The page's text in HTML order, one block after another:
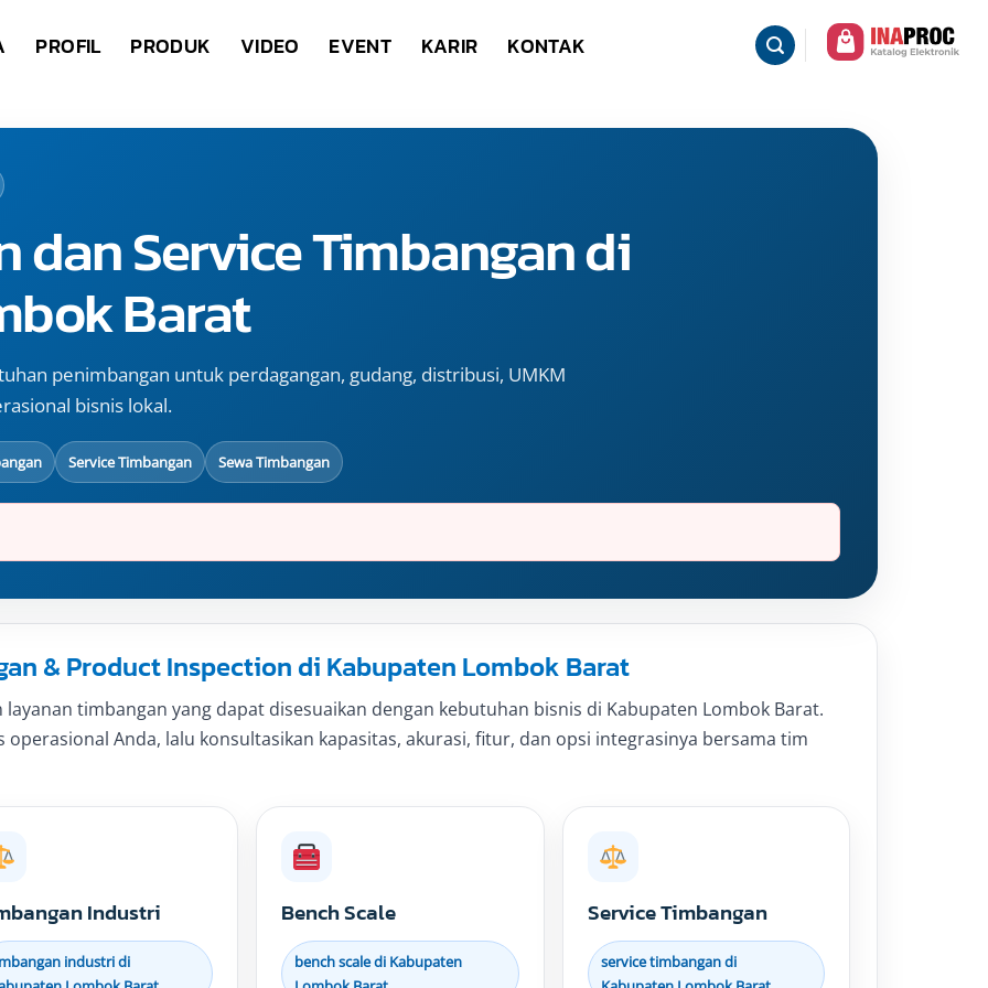
PROFIL PRODUK VIDEO EVENT KARIR KONTAK
dan Service Timbangan di
Barat
penimbangan untuk perdagangan, gudang, distribusi, UMKM
bisnis lokal.
Service Timbangan Sewa Timbangan
& Product Inspection di Kabupaten Lombok Barat
timbangan yang dapat disesuaikan dengan kebutuhan bisnis di Kabupaten Lombok Barat.
Anda, lalu konsultasikan kapasitas, akurasi, fitur, dan opsi integrasinya bersama tim
Industri
industri di
Bench Scale
bench scale di Kabupaten
Service Timbangan
service timbangan di